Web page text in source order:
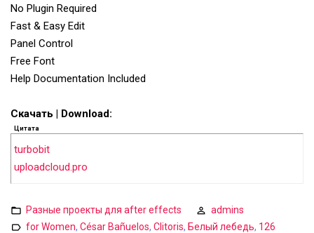
No Plugin Required
Fast & Easy Edit
Panel Control
Free Font
Help Documentation Included
Скачать | Download:
Цитата
turbobit
uploadcloud.pro
Разные проекты для after effects
admins
for Women, César Bañuelos, Clitoris, Белый лебедь, 126